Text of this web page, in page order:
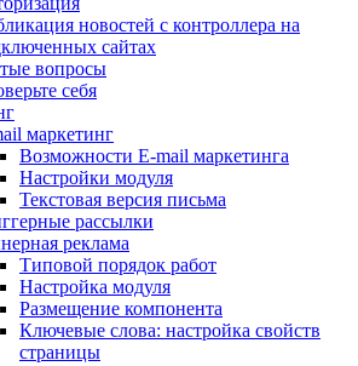
новостей с контроллера на
сайтах
вопросы
себя
маркетинг
Возможности E-mail маркетинга
Настройки модуля
Текстовая версия письма
рассылки
реклама
Типовой порядок работ
Настройка модуля
Размещение компонента
Ключевые слова: настройка свойств
страницы